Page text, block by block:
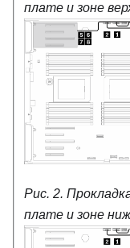
плате и зоне
Рис. 2.
плате и зоне